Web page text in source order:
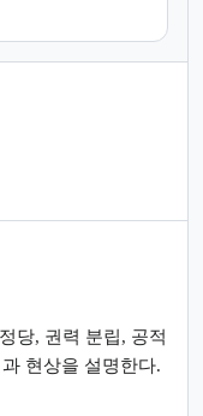
당, 권력 분립, 공적
현상을 설명한다.